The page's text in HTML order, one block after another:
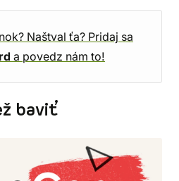
Naštval ťa? Pridaj sa
a povedz nám to!
baviť